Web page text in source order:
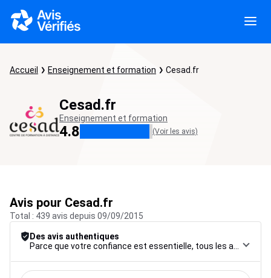
Accueil Enseignement et formation Cesad.fr
Cesad.fr
Enseignement et formation
4.8 (Voir les avis)
Avis pour Cesad.fr
Total : 439 avis depuis 09/09/2015
Des avis authentiques